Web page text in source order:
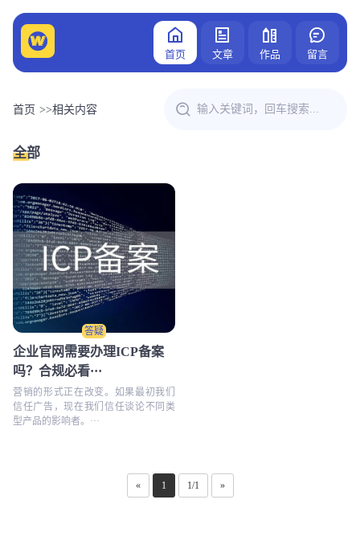
首页 文章 作品 留言
首页 >>相关内容
全部
答疑
企业官网需要办理ICP备案
吗？合规必看···
营销的形式正在改变。如果最初我们
信任广告，现在我们信任谈论不同类
型产品的影响者。···
« 1 1/1 »